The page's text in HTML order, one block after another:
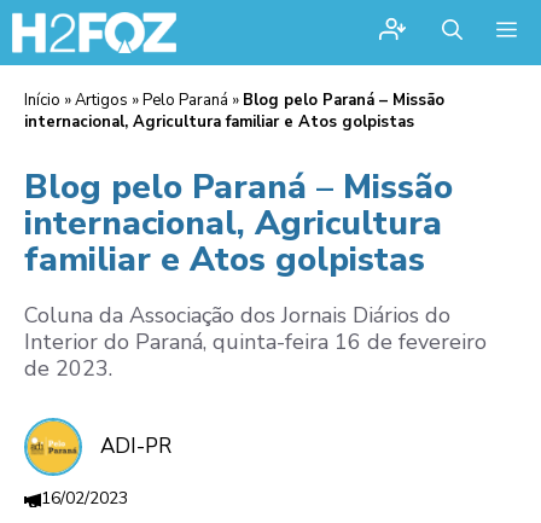
Início »Artigos »Pelo Paraná » Blog pelo Paraná – Missão
internacional, Agricultura familiar e Atos golpistas
Blog pelo Paraná – Missão
internacional, Agricultura
familiar e Atos golpistas
Coluna da Associação dos Jornais Diários do
Interior do Paraná, quinta-feira 16 de fevereiro
de 2023.
ADI-PR
16/02/2023